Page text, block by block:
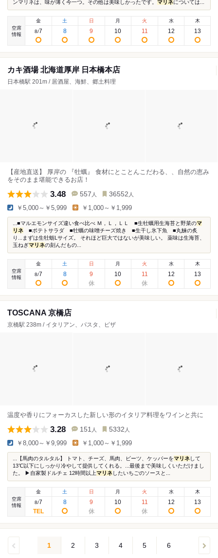
ンマリネは、味が薄く今一つ。その他は美味しかったです。 マリネについては...
空席
情報
金
8/7
土
8
日
9
月
10
火
11
水
12
木
13
カキ酒場 北海道厚岸 日本橋本店
日本橋駅 201m / 居酒屋、海鮮、郷土料理
【産地直送】 厚岸の 『牡蠣』 食材にとことんこだわる、、自然の恵み
をそのまま堪能できるお店！
3.48 557 人 36552 人
￥5,000～￥5,999 ￥1,000～￥1,999
...■マルエモンサイズ違い食べ比べ Ｍ，Ｌ，ＬＬ ■生牡蠣用生海苔と野菜のマ
リネ ■ポテトサラダ ■牡蠣の味噌チーズ焼き ■生干し氷下魚 ■丸鰊の炙
り...まずは生牡蛎Lサイズ。 それほど巨大ではないが美味しい。 薬味は生海苔、
玉ねぎマリネの刻んだもの...
空席
情報
金
8/7
土
8
日
9
月
10
火
11
水
12
木
13
TOSCANA 京橋店
京橋駅 238m / イタリアン、パスタ、ピザ
温度や香りにフォーカスした新しい形のイタリア料理をワインと共に
3.28 151 人 5332 人
￥8,000～￥9,999 ￥1,000～￥1,999
...【馬肉のタルタル】 トマト、チーズ、馬肉、ビーツ、ケッパーをマリネして
13℃以下にしっかり冷やして提供してくれる。...最後まで美味しくいただけまし
た。 ▶︎自家製ドルチェ 12時間以上マリネしたいちごのソースと...
空席
情報
金
8/7
土
8
日
9
月
10
火
11
水
12
木
13
1 2 3 4 5 6